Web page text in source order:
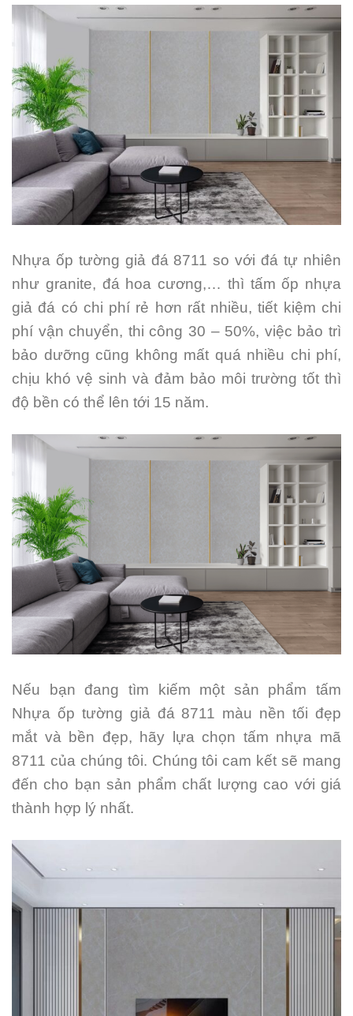
Nhựa ốp tường giả đá 8711 so với đá tự nhiên
như granite, đá hoa cương,… thì tấm ốp nhựa
giả đá có chi phí rẻ hơn rất nhiều, tiết kiệm chi
phí vận chuyển, thi công 30 – 50%, việc bảo trì
bảo dưỡng cũng không mất quá nhiều chi phí,
chịu khó vệ sinh và đảm bảo môi trường tốt thì
độ bền có thể lên tới 15 năm.
Nếu bạn đang tìm kiếm một sản phẩm tấm
Nhựa ốp tường giả đá 8711 màu nền tối đẹp
mắt và bền đẹp, hãy lựa chọn tấm nhựa mã
8711 của chúng tôi. Chúng tôi cam kết sẽ mang
đến cho bạn sản phẩm chất lượng cao với giá
thành hợp lý nhất.